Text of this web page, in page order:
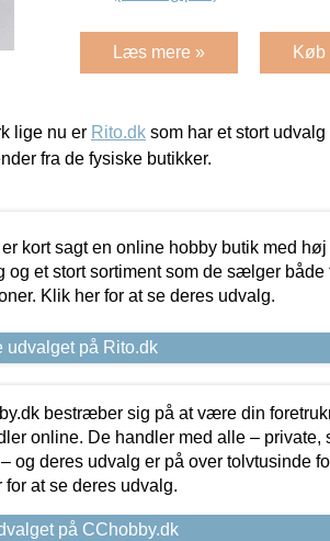
Læs mere » Køb
lige nu er Rito.dk som har et stort
fra de fysiske butikker.
kort sagt en online hobby butik med
og et stort sortiment som de sælger
Klik her for at se deres udvalg.
udvalget på Rito.dk
bestræber sig på at være din
online. De handler med alle – private,
og deres udvalg er på over tolvtusinde
for at se deres udvalg.
på CChobby.dk